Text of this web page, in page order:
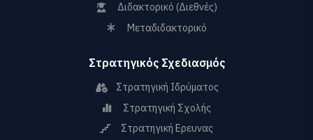
Διδακτορικό (Διεθνές)
Μεταδιδακτορικό
Στρατηγικός Σχεδιασμός
Στρατηγική Ιδρύματος
Στρατηγική Σχολής
Στρατηγική Ερευνας